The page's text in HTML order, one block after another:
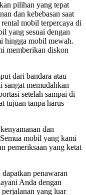
pilihan yang tepat
dan kebebasan saat
mobil terpercaya di
yang sesuai dengan
hingga mobil mewah.
memberikan diskon
dari bandara atau
memudahkan
setelah sampai di
tujuan tanpa harus
dan
mobil yang kami
pemeriksaan yang ketat
penawaran
Anda dengan
yang luar